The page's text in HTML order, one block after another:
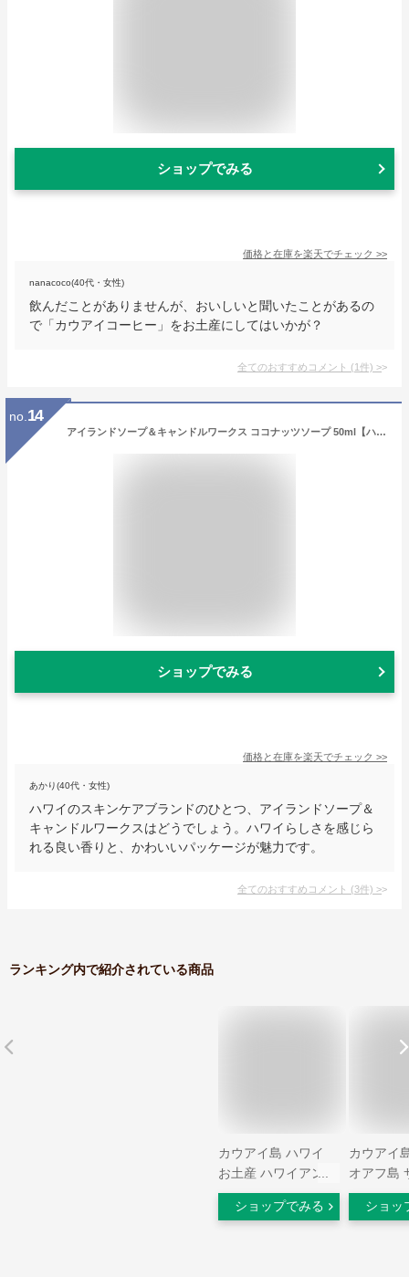
ショップでみる
価格と在庫を楽天でチェック >>
nanacoco(40代・女性)
飲んだことがありませんが、おいしいと聞いたことがあるの
で「カウアイコーヒー」をお土産にしてはいかが？
全てのおすすめコメント (1件) >
no. 14
アイランドソープ＆キャンドルワークス ココナッツソープ 50ml【ハワイ スキンケア ブランド ハワイアン雑貨 人気 保湿 ハワイの香り プルメリア お土産 ハワイアン せっけん 石鹸】
ショップでみる
価格と在庫を楽天でチェック >>
あかり(40代・女性)
ハワイのスキンケアブランドのひとつ、アイランドソープ＆
キャンドルワークスはどうでしょう。ハワイらしさを感じら
れる良い香りと、かわいいパッケージが魅力です。
全てのおすすめコメント (3件) >
ランキング内で紹介されている商品
カウアイ島 ハワイ
お土産 ハワイアンバ
ケーション 男性 女
性 リマインダー Tシ
ショップでみる
カウアイ
オアフ島
ビーチ ア
ト お土
ショッ